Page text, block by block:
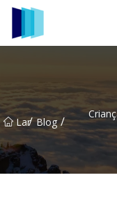
Lar/ Blog /